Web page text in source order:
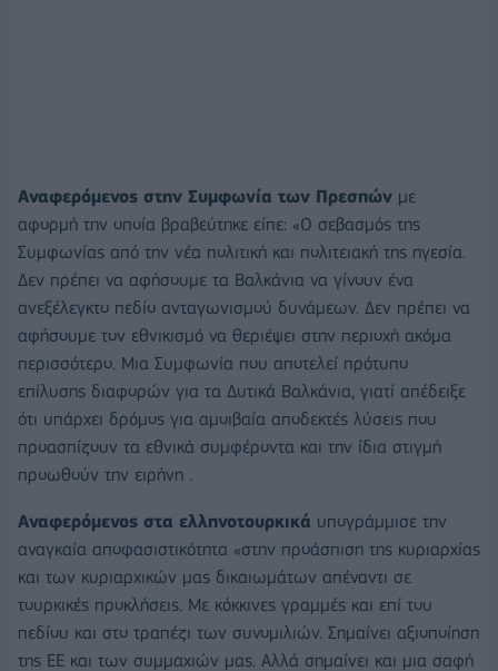
Αναφερόμενος στην Συμφωνία των Πρεσπών με
αφορμή την οποία βραβεύτηκε είπε: «O σεβασμός της
Συμφωνίας από την νέα πολιτική και πολιτειακή της ηγεσία.
Δεν πρέπει να αφήσουμε τα Βαλκάνια να γίνουν ένα
ανεξέλεγκτο πεδίο ανταγωνισμού δυνάμεων. Δεν πρέπει να
αφήσουμε τον εθνικισμό να θεριέψει στην περιοχή ακόμα
περισσότερο. Μια Συμφωνία που αποτελεί πρότυπο
επίλυσης διαφορών για τα Δυτικά Βαλκάνια, γιατί απέδειξε
ότι υπάρχει δρόμος για αμοιβαία αποδεκτές λύσεις που
προασπίζουν τα εθνικά συμφέροντα και την ίδια στιγμή
προωθούν την ειρήνη .
Αναφερόμενος στα ελληνοτουρκικά υπογράμμισε την
αναγκαία αποφασιστικότητα «στην προάσπιση της κυριαρχίας
και των κυριαρχικών μας δικαιωμάτων απέναντι σε
τουρκικές προκλήσεις. Με κόκκινες γραμμές και επί του
πεδίου και στο τραπέζι των συνομιλιών. Σημαίνει αξιοποίηση
της ΕΕ και των συμμαχιών μας. Αλλά σημαίνει και μια σαφή